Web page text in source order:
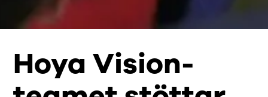
Hoya Vision-